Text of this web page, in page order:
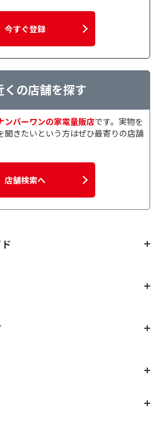
今すぐ登録
くの店舗を探す
ンバーワンの家電量販店です。実物を
聞きたいという方はぜひ最寄りの店舗
店舗検索へ